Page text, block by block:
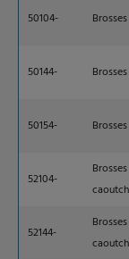
50104-
50144-
50154-
52104-
52144-